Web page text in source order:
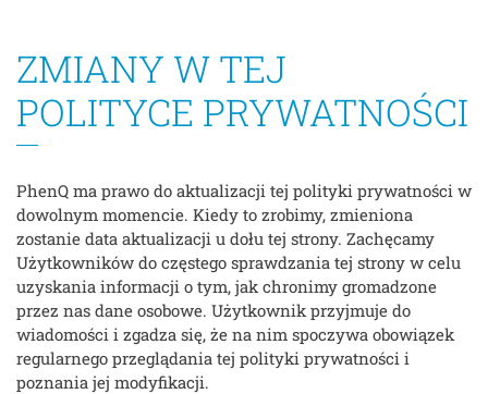
ZMIANY W TEJ
POLITYCE PRYWATNOŚCI
PhenQ ma prawo do aktualizacji tej polityki prywatności w
dowolnym momencie. Kiedy to zrobimy, zmieniona
zostanie data aktualizacji u dołu tej strony. Zachęcamy
Użytkowników do częstego sprawdzania tej strony w celu
uzyskania informacji o tym, jak chronimy gromadzone
przez nas dane osobowe. Użytkownik przyjmuje do
wiadomości i zgadza się, że na nim spoczywa obowiązek
regularnego przeglądania tej polityki prywatności i
poznania jej modyfikacji.